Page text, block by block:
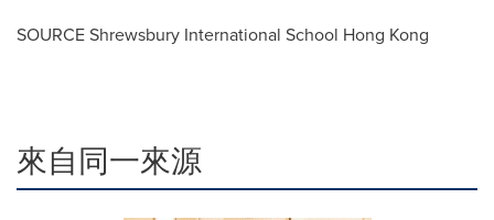
SOURCE Shrewsbury International School Hong Kong
來自同一來源